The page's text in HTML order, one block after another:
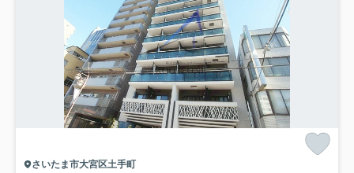
さいたま市大宮区土手町